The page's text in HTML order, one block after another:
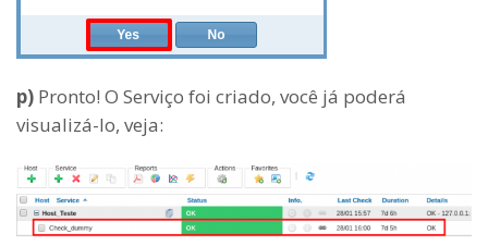
p) Pronto! O Serviço foi criado, você já poderá
visualizá-lo, veja: